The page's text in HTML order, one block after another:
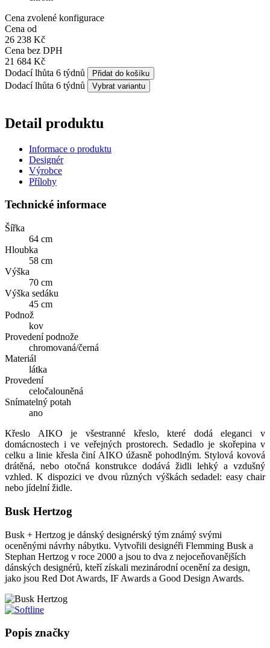
Cena zvolené konfigurace
Cena od
26 238 Kč
Cena bez DPH
21 684 Kč
Dodací lhůta 6 týdnů
Přidat do košíku
Dodací lhůta 6 týdnů Vybrat variantu
Detail produktu
Informace o produktu
Designér
Výrobce
Přílohy
Technické informace
Šířka
64 cm
Hloubka
58 cm
Výška
70 cm
Výška sedáku
45 cm
Podnož
kov
Provedení podnože
chromovaná/černá
Materiál
látka
Provedení
celočalouněná
Snímatelný potah
ano
Křeslo AIKO je všestranné křeslo, které dodá eleganci v
domácnostech i ve veřejných prostorech. Sedadlo je skořepina v
celku a linie křesla činí AIKO úžasně pohodlným. Stylová kovová
drátěná, nebo otočná konstrukce dodává židli lehký a vzdušný
vzhled. K dispozici ve dvou různých výškách sedadel: easy chair
nebo jídelní židle.
Busk Hertzog
Busk + Hertzog je dánský designérský tým známý svými
oceněnými návrhy nábytku. Vytvořili designéři Flemming Busk a
Stephan Hertzog v roce 2000 a jsou to dva z nejoceňovanějších
dánských designérů, kteří získali mezinárodní ocenění za design,
jako jsou Red Dot Awards, IF Awards a Good Design Awards.
Popis značky